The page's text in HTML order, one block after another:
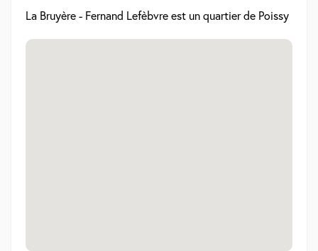
La Bruyère - Fernand Lefèbvre est un quartier de Poissy